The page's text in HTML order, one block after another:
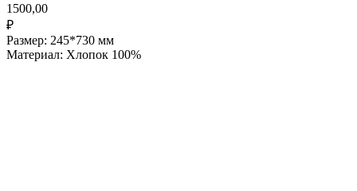
1500,00
₽
Размер: 245*730 мм
Материал: Хлопок 100%